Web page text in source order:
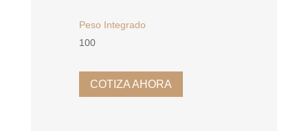
Peso Integrado
100
COTIZA AHORA